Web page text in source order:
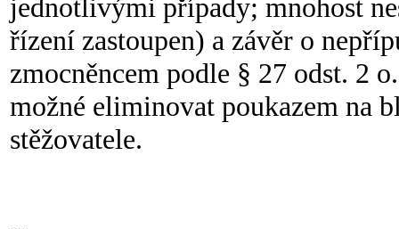
jednotlivými případy; mnohost
řízení zastoupen) a závěr o
zmocněncem podle § 27 odst. 2
možné eliminovat poukazem na
stěžovatele.